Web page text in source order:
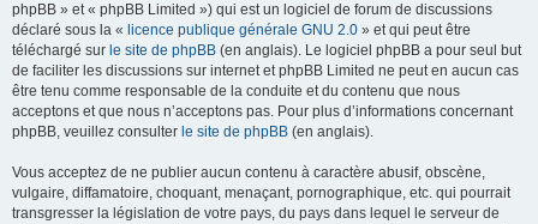
phpBB » et « phpBB Limited ») qui est un logiciel de forum de discussions
déclaré sous la « licence publique générale GNU 2.0 » et qui peut être
téléchargé sur le site de phpBB (en anglais). Le logiciel phpBB a pour seul but
de faciliter les discussions sur internet et phpBB Limited ne peut en aucun cas
être tenu comme responsable de la conduite et du contenu que nous
acceptons et que nous n’acceptons pas. Pour plus d’informations concernant
phpBB, veuillez consulter le site de phpBB (en anglais).
Vous acceptez de ne publier aucun contenu à caractère abusif, obscène,
vulgaire, diffamatoire, choquant, menaçant, pornographique, etc. qui pourrait
transgresser la législation de votre pays, du pays dans lequel le serveur de